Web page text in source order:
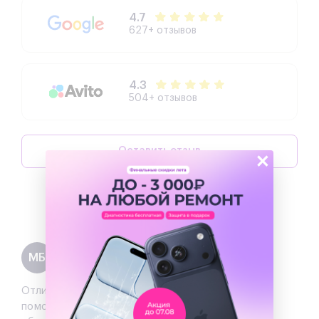
4.7
627+ отзывов
4.3
504+ отзывов
Оставить отзыв
Написать директору
МБ
Максим Богинич
Отзыв
на 2ГИС
Отличный сервис!!! забронировал приехал мне
помогли с выбором все оперативно и отлично
×